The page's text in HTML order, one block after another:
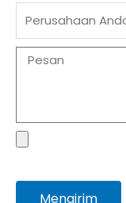
Pesan
file
Mengirim